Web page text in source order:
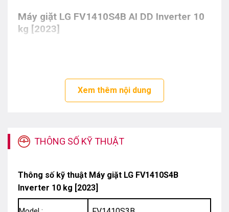
Máy giặt LG FV1410S4B AI DD Inverter 10
kg [2023]
Xem thêm nội dung
THÔNG SỐ KỸ THUẬT
Thông số kỹ thuật Máy giặt LG FV1410S4B
Inverter 10 kg [2023]